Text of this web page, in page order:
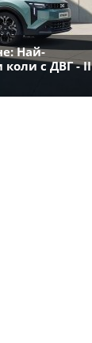
Най-
с ДВГ - II